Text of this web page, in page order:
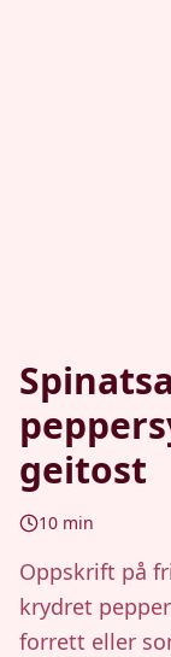
geitost
10 min
Oppskrift på
krydret
forrett eller